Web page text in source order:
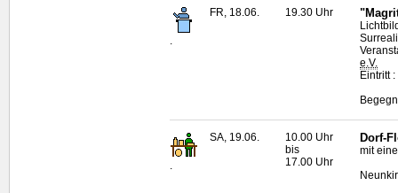
FR, 18.06. 19.30 Uhr
e.V.
Eintritt
SA, 19.06.
10.00 Uhr
bis
17.00 Uhr
Dorf-
mit